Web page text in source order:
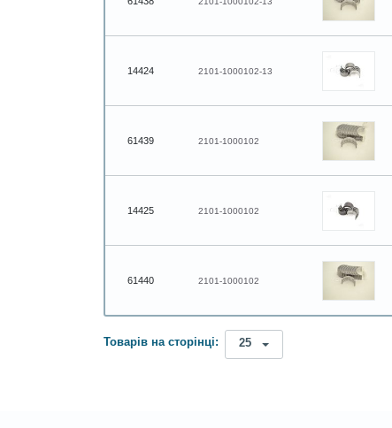
14424 2101-1000102-13
61439 2101-1000102
14425 2101-1000102
61440 2101-1000102
Товарів на сторінці: 25